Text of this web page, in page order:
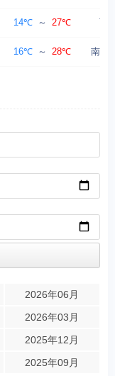
14℃ ～ 27℃ 西
16℃ ～ 28℃ 南风
2026年06月
2026年03月
2025年12月
2025年09月